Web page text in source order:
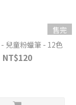
售完
兒童粉蠟筆 - 12色
NT$120